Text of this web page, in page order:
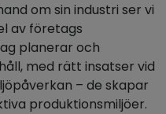
om sin industri ser vi
av företags
planerar och
med rätt insatser vid
– de skapar
produktionsmiljöer.